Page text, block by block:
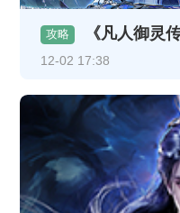
攻略 《凡人御灵
12-02 17:38